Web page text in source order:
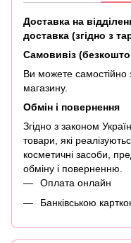
Доставка на
доставка (згідно з
Самовивіз
Ви можете
магазину.
Обмін і повернення
Згідно з законом
товари, які
косметичні засоби,
обміну і поверненню.
Оплата онлайн
Банківською